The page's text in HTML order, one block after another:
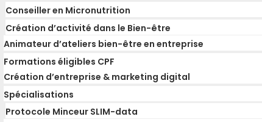
Conseiller en Micronutrition
Création d’activité dans le Bien-être
Animateur d’ateliers bien-être en entreprise
Formations éligibles CPF
Création d’entreprise & marketing digital
Spécialisations
Protocole Minceur SLIM-data